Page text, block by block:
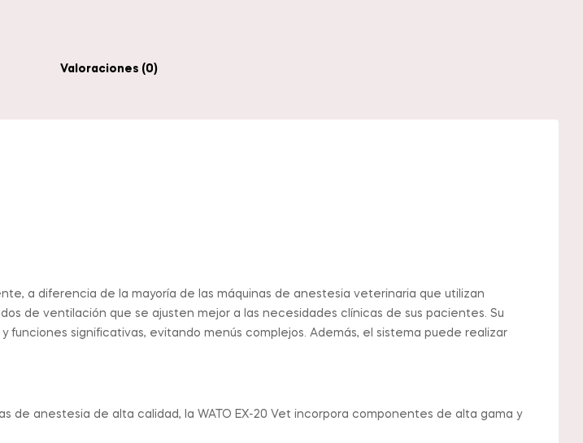
Valoraciones (0)
a diferencia de la mayoría de las máquinas de anestesia veterinaria que utilizan
de ventilación que se ajusten mejor a las necesidades clínicas de sus pacientes. Su
significativas, evitando menús complejos. Además, el sistema puede realizar
de anestesia de alta calidad, la WATO EX-20 Vet incorpora componentes de alta gama y